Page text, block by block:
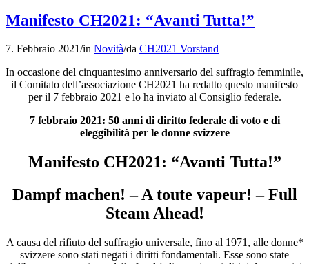
Manifesto CH2021: “Avanti Tutta!”
7. Febbraio 2021/in Novità/da CH2021 Vorstand
In occasione del cinquantesimo anniversario del suffragio femminile,
il Comitato dell’associazione CH2021 ha redatto questo manifesto
per il 7 febbraio 2021 e lo ha inviato al Consiglio federale.
7 febbraio 2021: 50 anni di diritto federale di voto e di
eleggibilità per le donne svizzere
Manifesto CH2021: “Avanti Tutta!”
Dampf machen! – A toute vapeur! – Full
Steam Ahead!
A causa del rifiuto del suffragio universale, fino al 1971, alle donne*
svizzere sono stati negati i diritti fondamentali. Esse sono state